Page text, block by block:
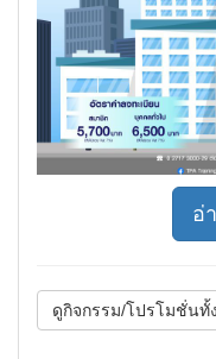
อ่
ดูกิจกรรม/โปรโมชั่นทั้